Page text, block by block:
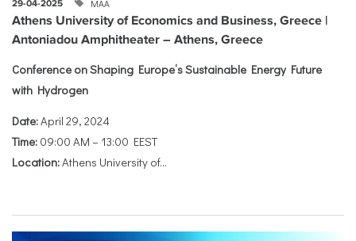
29-04-2025 ΜΑΑ
Athens University of Economics and Business, Greece |
Antoniadou Amphitheater – Athens, Greece
Conference on Shaping Europe’s Sustainable Energy Future
with Hydrogen
Date:April 29, 2024
Time: 09:00 AM – 13:00 EEST
Location:Athens University of...